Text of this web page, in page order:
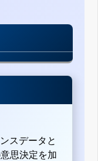
スデータと
思決定を加